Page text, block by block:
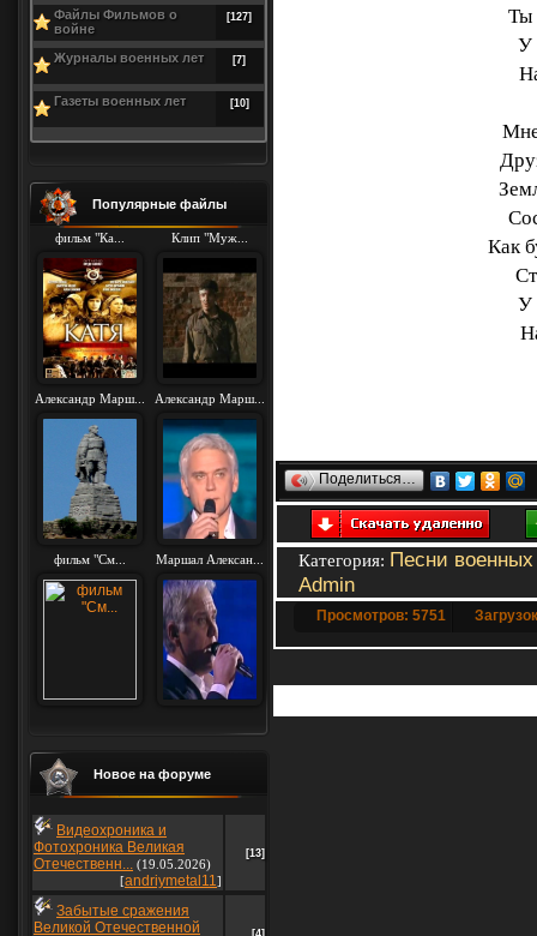
Файлы Фильмов о
войне
[127]
Журналы военных лет [7]
Газеты военных лет [10]
Популярные файлы
фильм "Ка... Клип "Муж...
Александр Марш... Александр Марш...
фильм "См... Маршал Алексан...
Новое на форуме
Видеохроника и
Фотохроника Великая
Отечественн... (19.05.2026)
[andriymetal11]
[13]
Забытые сражения
Великой Отечественной
[4]
Ты
У
Как
У
Поделиться…
Категория: Песни
Admin
Просмотров: 5751